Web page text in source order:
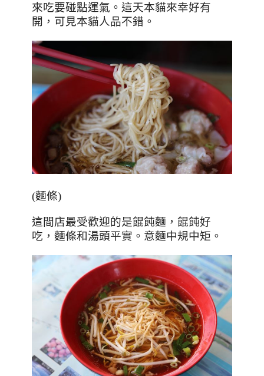
來吃要碰點運氣。這天本貓來幸好有
開，可見本貓人品不錯。
(麵條)
這間店最受歡迎的是餛飩麵，餛飩好
吃，麵條和湯頭平實。意麵中規中矩。